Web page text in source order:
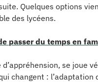
Quelques options
des lycéens.
passer du temps en
d’appréhension, se joue
changent :